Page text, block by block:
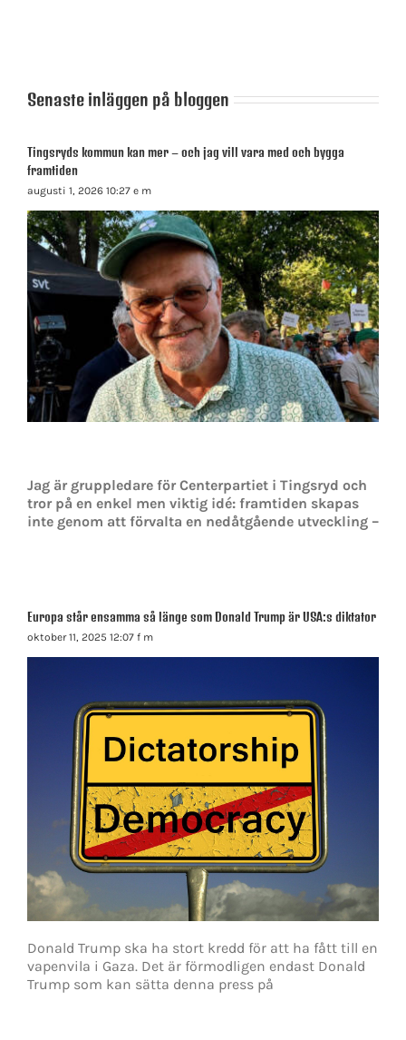
Senaste inläggen på bloggen
Tingsryds kommun kan mer – och jag vill vara med och bygga
framtiden
augusti 1, 2026 10:27 e m
Jag är gruppledare för Centerpartiet i Tingsryd och
tror på en enkel men viktig idé: framtiden skapas
inte genom att förvalta en nedåtgående utveckling –
Europa står ensamma så länge som Donald Trump är USA:s diktator
oktober 11, 2025 12:07 f m
Donald Trump ska ha stort kredd för att ha fått till en
vapenvila i Gaza. Det är förmodligen endast Donald
Trump som kan sätta denna press på